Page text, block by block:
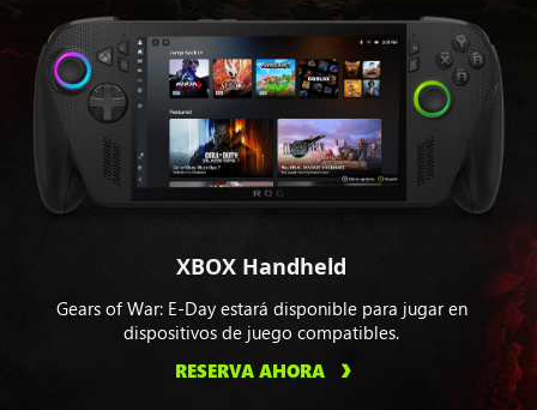
XBOX Handheld
Gears of War: E-Day estará disponible para jugar en
dispositivos de juego compatibles.
RESERVA AHORA